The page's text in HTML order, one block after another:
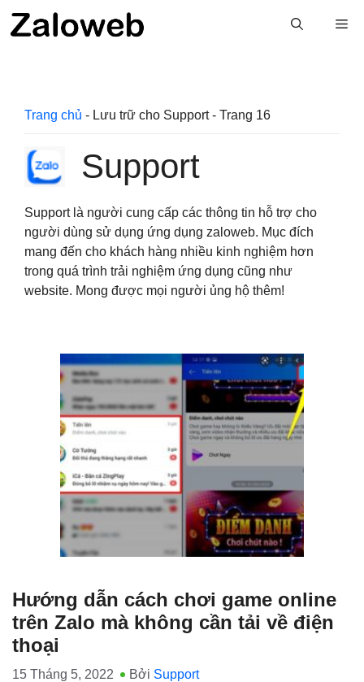
đến
Trang chủ - Lưu trữ cho Support- Trang 16
Support
Support là người cung cấp các thông tin hỗ trợ cho
người dùng sử dụng ứng dụng zaloweb. Mục đích
mang đến cho khách hàng nhiều kinh nghiệm hơn
trong quá trình trải nghiệm ứng dụng cũng như
website. Mong được mọi người ủng hộ thêm!
Hướng dẫn cách chơi game online
trên Zalo mà không cần tải về điện
thoại
15 Tháng 5, 2022 Bởi Support